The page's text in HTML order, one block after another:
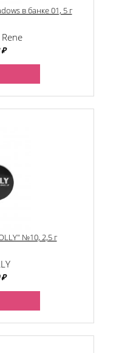
в банке 01, 5 г
₽
№10, 2,5 г
₽